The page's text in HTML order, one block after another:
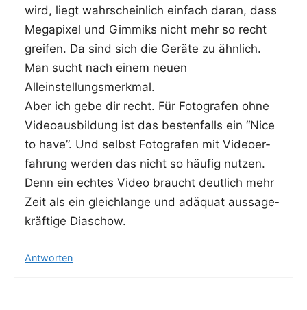
wird, liegt wahr­schein­lich ein­fach dar­an, dass
Mega­pi­xel und Gim­mi­ks nicht mehr so recht
grei­fen. Da sind sich die Gerä­te zu ähn­lich.
Man sucht nach einem neu­en
Alleinstellungsmerkmal.
Aber ich gebe dir recht. Für Foto­gra­fen ohne
Video­aus­bil­dung ist das bes­ten­falls ein “Nice
to have”. Und selbst Foto­gra­fen mit Video­er­
fah­rung wer­den das nicht so häu­fig nut­zen.
Denn ein ech­tes Video braucht deut­lich mehr
Zeit als ein gleich­lan­ge und adäquat aus­sa­ge­
kräf­ti­ge Diaschow.
Antworten